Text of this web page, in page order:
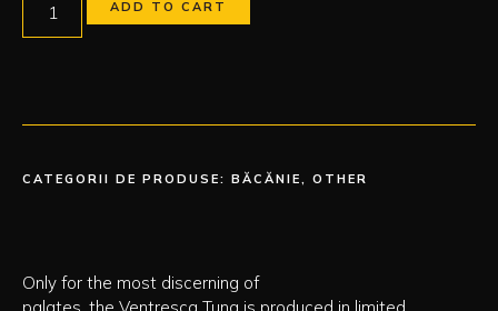
ADD TO CART
CATEGORII DE PRODUSE: BĂCĂNIE, OTHER
Only for the most discerning of